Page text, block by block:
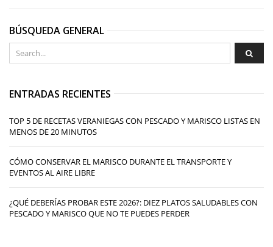
BÚSQUEDA GENERAL
ENTRADAS RECIENTES
TOP 5 DE RECETAS VERANIEGAS CON PESCADO Y MARISCO LISTAS EN
MENOS DE 20 MINUTOS
CÓMO CONSERVAR EL MARISCO DURANTE EL TRANSPORTE Y
EVENTOS AL AIRE LIBRE
¿QUÉ DEBERÍAS PROBAR ESTE 2026?: DIEZ PLATOS SALUDABLES CON
PESCADO Y MARISCO QUE NO TE PUEDES PERDER